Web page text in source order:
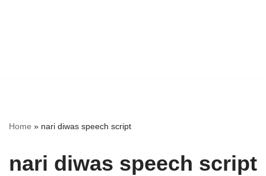
Home » nari diwas speech script
nari diwas speech script